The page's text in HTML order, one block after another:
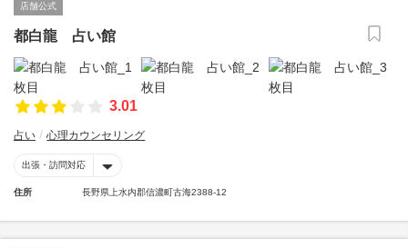
店舗公式
都白龍 占い館
3.01
占い 心理カウンセリング
出張・訪問対応
住所 長野県上水内郡信濃町古海2388-12